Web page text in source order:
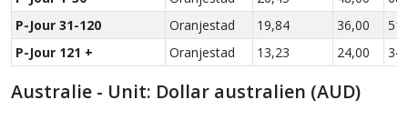
P-Jour 31-120
Oranjestad 19,84 36,00
P-Jour 121 +
Oranjestad 13,23 24,00
Australie - Unit: Dollar australien (AUD)